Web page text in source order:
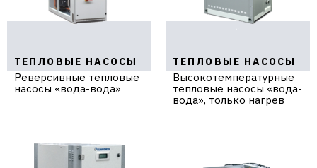
ТЕПЛОВЫЕ НАСОСЫ
Реверсивные тепловые
насосы «вода-вода»
ТЕПЛОВЫЕ НАСОСЫ
Высокотемпературные
тепловые насосы «вода-
вода», только нагрев